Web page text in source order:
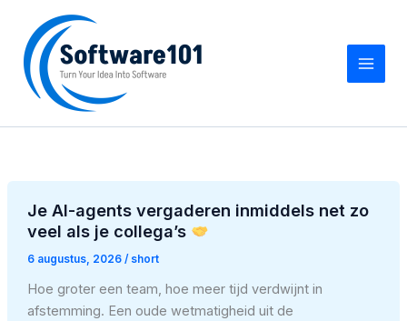
inhoud
Je AI-agents vergaderen inmiddels net zo
veel als je collega’s
6 augustus, 2026 / short
Hoe groter een team, hoe meer tijd verdwijnt in
afstemming. Een oude wetmatigheid uit de
e
k
e